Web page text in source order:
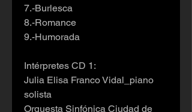
7.-Burlesca
8.-Romance
9.-Humorada
Intérpretes CD 1:
Julia Elisa Franco Vidal_piano
solista
Orquesta Sinfónica Ciudad de